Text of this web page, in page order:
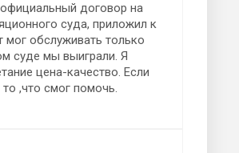
договор на
суда, приложил к
мог обслуживать только
суде мы выиграли. Я
цена-качество. Если
,что смог помочь.